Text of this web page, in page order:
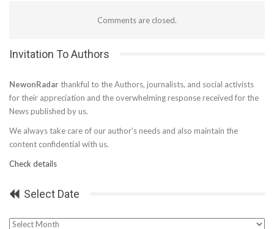
Comments are closed.
Invitation To Authors
NewonRadar thankful to the Authors, journalists, and social activists
for their appreciation and the overwhelming response received for the
News published by us.
We always take care of our author’s needs and also maintain the
content confidential with us.
Check details
Select Date
Select